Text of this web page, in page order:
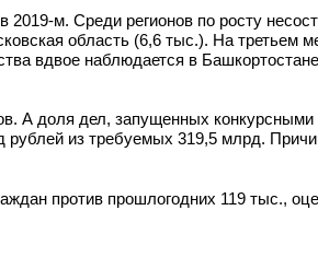
м. Среди регионов по росту
область (6,6 тыс.). На третьем
вдвое наблюдается в
А доля дел, запущенных конкурсными
из требуемых 319,5 млрд.
против прошлогодних 119 тыс.,